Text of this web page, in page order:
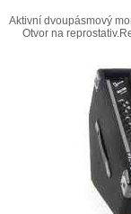
Aktivní dvoupásmový
Otvor na